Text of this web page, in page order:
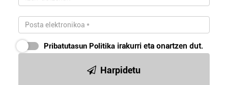
Pribatutasun Politika irakurri eta onartzen dut.
Harpidetu